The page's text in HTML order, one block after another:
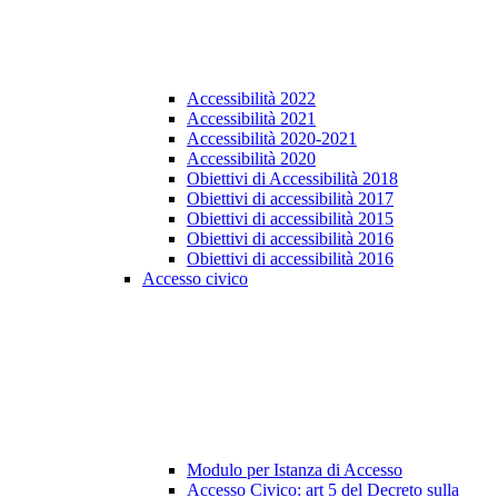
Accessibilità 2022
Accessibilità 2021
Accessibilità 2020-2021
Accessibilità 2020
Obiettivi di Accessibilità 2018
Obiettivi di accessibilità 2017
Obiettivi di accessibilità 2015
Obiettivi di accessibilità 2016
Obiettivi di accessibilità 2016
Accesso civico
Modulo per Istanza di Accesso
Accesso Civico: art 5 del Decreto sulla